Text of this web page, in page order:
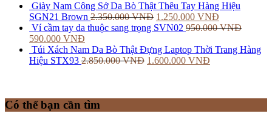
Giày Nam Công Sở Da Bò Thật Thêu Tay Hàng Hiệu
SGN21 Brown 2.350.000VNĐ 1.250.000 VNĐ
Ví cầm tay da thuộc sang trọng SVN02 950.000VNĐ
590.000 VNĐ
Túi Xách Nam Da Bò Thật Đựng Laptop Thời Trang Hàng
Hiệu STX93 2.850.000VNĐ 1.600.000 VNĐ
Có thể bạn cần tìm